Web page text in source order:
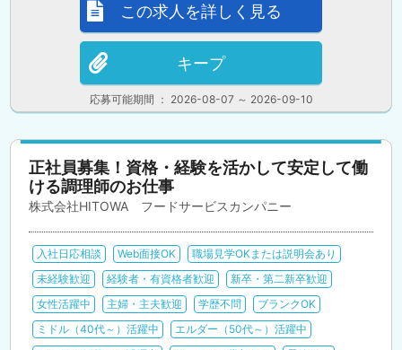
応募可能期間 ： 2026-08-07 ～ 2026-09-10
この求人を詳しく見る
キープ
正社員募集！資格・経験を活かして安定して働
ける調理師のお仕事
株式会社HITOWA フードサービスカンパニー
入社日応相談 Web面接OK
職場見学OKまたは説明会あり
未経験歓迎
経験者・有資格者歓迎
新卒・第二新卒歓迎
女性活躍中
主婦・主夫歓迎 学歴不問
ブランクOK
ミドル（40代～）活躍中
エルダー（50代～）活躍中